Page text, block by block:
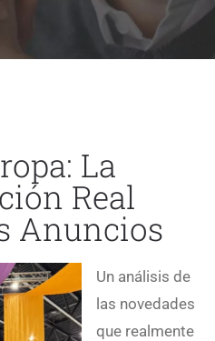
La
Real
Anuncios
Un análisis de
las novedades
que realmente